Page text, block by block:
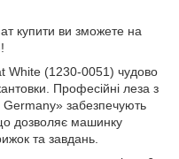
купити ви зможете на
White (1230-0051) чудово
Професійні леза з
забезпечують
дозволяє машинку
та завдань.